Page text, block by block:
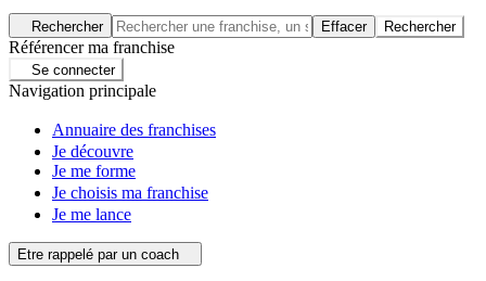
Rechercher Effacer Rechercher
Référencer ma franchise
Se connecter
Navigation principale
Annuaire des franchises
Je découvre
Je me forme
Je choisis ma franchise
Je me lance
Etre rappelé par un coach